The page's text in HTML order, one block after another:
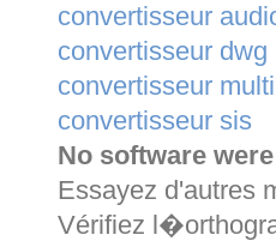
convertisseur
convertisseur dwg
convertisseur
convertisseur sis
No software
Essayez d'autres
Vérifiez